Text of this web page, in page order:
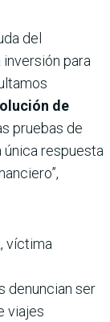
del
para
de
pruebas de
única respuesta
víctima
denuncian ser
viajes